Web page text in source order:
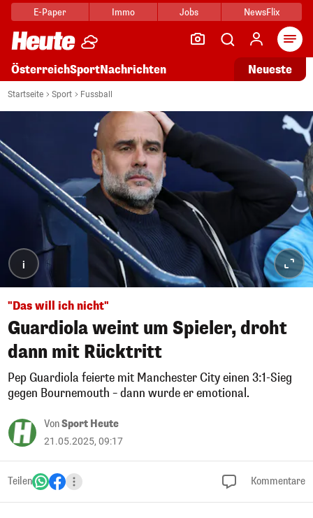
E-Paper Immo Jobs NewsFlix
ÖsterreichSportNachrichten Neueste
Startseite Sport Fussball
i
"Das will ich nicht"
Guardiola weint um Spieler, droht
dann mit Rücktritt
Pep Guardiola feierte mit Manchester City einen 3:1-Sieg
gegen Bournemouth – dann wurde er emotional.
VonSport Heute
21.05.2025, 09:17
Teilen Kommentare